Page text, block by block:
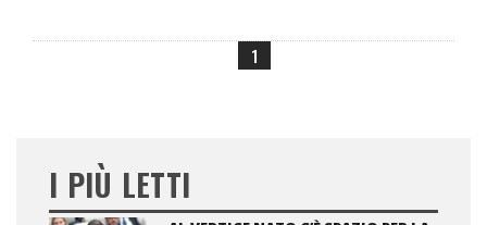
1
I PIÙ LETTI